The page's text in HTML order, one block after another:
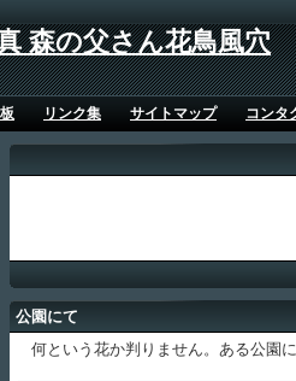
森の父さん花鳥風穴
リンク集 サイトマップ コンタ
公園にて
何という花か判りません。ある公園